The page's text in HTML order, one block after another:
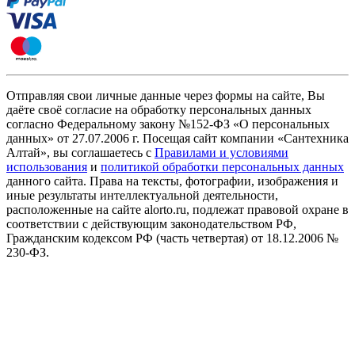
Отправляя свои личные данные через формы на сайте, Вы
даёте своё согласие на обработку персональных данных
согласно Федеральному закону №152-ФЗ «О персональных
данных» от 27.07.2006 г. Посещая сайт компании «Cантехника
Алтай», вы соглашаетесь с Правилами и условиями
использования и политикой обработки персональных данных
данного сайта. Права на тексты, фотографии, изображения и
иные результаты интеллектуальной деятельности,
расположенные на сайте alorto.ru, подлежат правовой охране в
соответствии с действующим законодательством РФ,
Гражданским кодексом РФ (часть четвертая) от 18.12.2006 №
230-ФЗ.